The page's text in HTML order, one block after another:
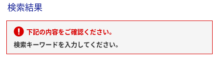
検索結果
下記の内容をご確認ください。
検索キーワードを入力してください。